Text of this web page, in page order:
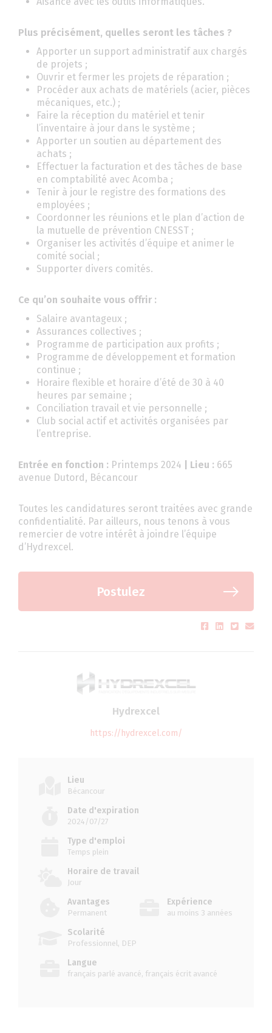
Plus précisément, quelles seront les tâches ?
Apporter un support administratif aux chargés
de projets ;
Ouvrir et fermer les projets de réparation ;
Procéder aux achats de matériels (acier, pièces
mécaniques, etc.) ;
Faire la réception du matériel et tenir
l’inventaire à jour dans le système ;
Apporter un soutien au département des
achats ;
Effectuer la facturation et des tâches de base
en comptabilité avec Acomba ;
Tenir à jour le registre des formations des
employées ;
Coordonner les réunions et le plan d’action de
la mutuelle de prévention CNESST ;
Organiser les activités d’équipe et animer le
comité social ;
Supporter divers comités.
Ce qu’on souhaite vous offrir :
Salaire avantageux ;
Assurances collectives ;
Programme de participation aux profits ;
Programme de développement et formation
continue ;
Horaire flexible et horaire d’été de 30 à 40
heures par semaine ;
Conciliation travail et vie personnelle ;
Club social actif et activités organisées par
l’entreprise.
Entrée en fonction : Printemps 2024 | Lieu : 665
avenue Dutord, Bécancour
Toutes les candidatures seront traitées avec grande
confidentialité. Par ailleurs, nous tenons à vous
remercier de votre intérêt à joindre l’équipe
d’Hydrexcel.
Postulez
Hydrexcel
https://hydrexcel.com/
Lieu
Bécancour
Date d'expiration
2024/07/27
Type d'emploi
Temps plein
Horaire de travail
Jour
Avantages
Permanent
Expérience
au moins 3 années
Scolarité
Professionnel, DEP
Langue
français parlé avancé, français écrit avancé